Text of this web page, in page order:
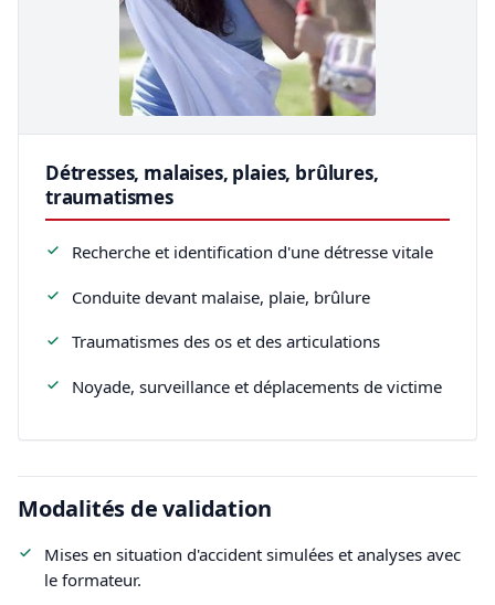
Détresses, malaises, plaies, brûlures,
traumatismes
Recherche et identification d'une détresse vitale
Conduite devant malaise, plaie, brûlure
Traumatismes des os et des articulations
Noyade, surveillance et déplacements de victime
Modalités de validation
Mises en situation d'accident simulées et analyses avec
le formateur.